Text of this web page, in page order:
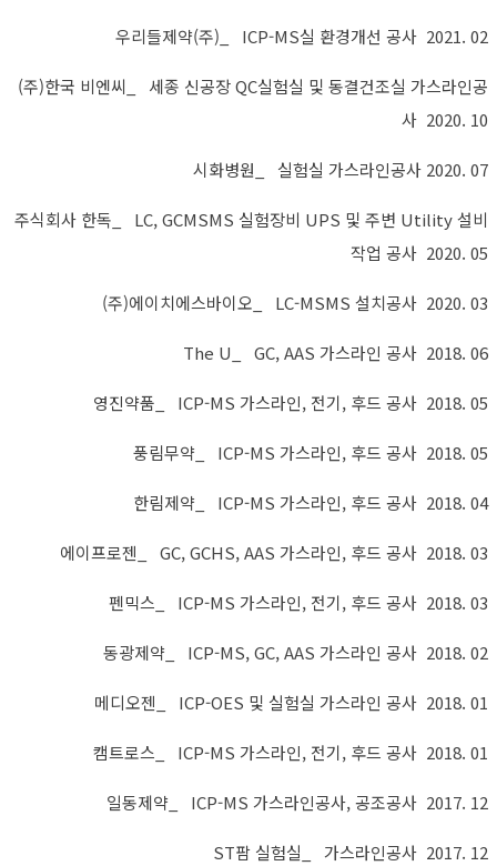
우리들제약(주)_ ICP-MS실 환경개선 공사 2021. 02
(주)한국 비엔씨_ 세종 신공장 QC실험실 및 동결건조실 가스라인공
사 2020. 10
시화병원_ 실험실 가스라인공사 2020. 07
주식회사 한독_ LC, GCMSMS 실험장비 UPS 및 주변 Utility 설비
작업 공사 2020. 05
(주)에이치에스바이오_ LC-MSMS 설치공사 2020. 03
The U_ GC, AAS 가스라인 공사 2018. 06
영진약품_ ICP-MS 가스라인, 전기, 후드 공사 2018. 05
풍림무약_ ICP-MS 가스라인, 후드 공사 2018. 05
한림제약_ ICP-MS 가스라인, 후드 공사 2018. 04
에이프로젠_ GC, GCHS, AAS 가스라인, 후드 공사 2018. 03
펜믹스_ ICP-MS 가스라인, 전기, 후드 공사 2018. 03
동광제약_ ICP-MS, GC, AAS 가스라인 공사 2018. 02
메디오젠_ ICP-OES 및 실험실 가스라인 공사 2018. 01
캠트로스_ ICP-MS 가스라인, 전기, 후드 공사 2018. 01
일동제약_ ICP-MS 가스라인공사, 공조공사 2017. 12
ST팜 실험실_ 가스라인공사 2017. 12